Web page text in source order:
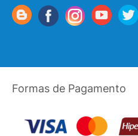
Formas de Pagamento